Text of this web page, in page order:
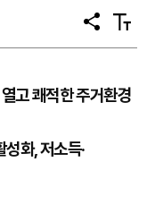
공
유
텍
스
기
고 쾌적한 주거환경
화, 저소득·